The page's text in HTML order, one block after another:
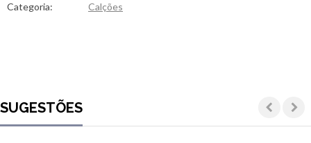
Categoria: Calções
SUGESTÕES